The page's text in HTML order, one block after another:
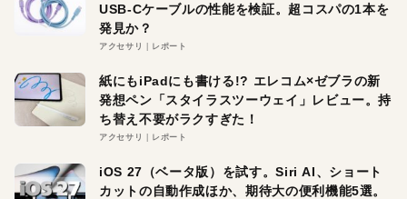
USB-Cケーブルの性能を検証。超コスパの1本を
発見か？
アクセサリ レポート
紙にもiPadにも書ける!? エレコム×ゼブラの新
発想ペン「スタイラスツーウェイ」レビュー。持
ち替え不要がラクすぎた！
アクセサリ レポート
iOS 27（ベータ版）を試す。Siri AI、ショート
カットの自動作成ほか、期待大の便利機能5選。